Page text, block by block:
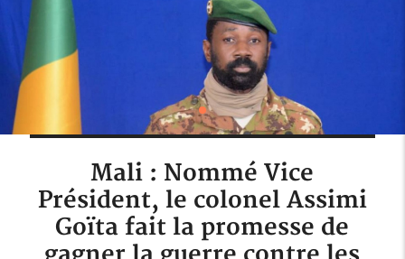
Mali : Nommé Vice
Président, le colonel Assimi
Goïta fait la promesse de